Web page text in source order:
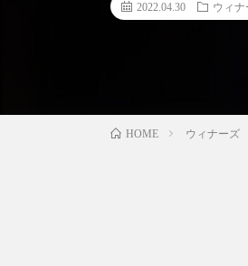
2022.04.30 ウィナ
HOME ウィナーズ